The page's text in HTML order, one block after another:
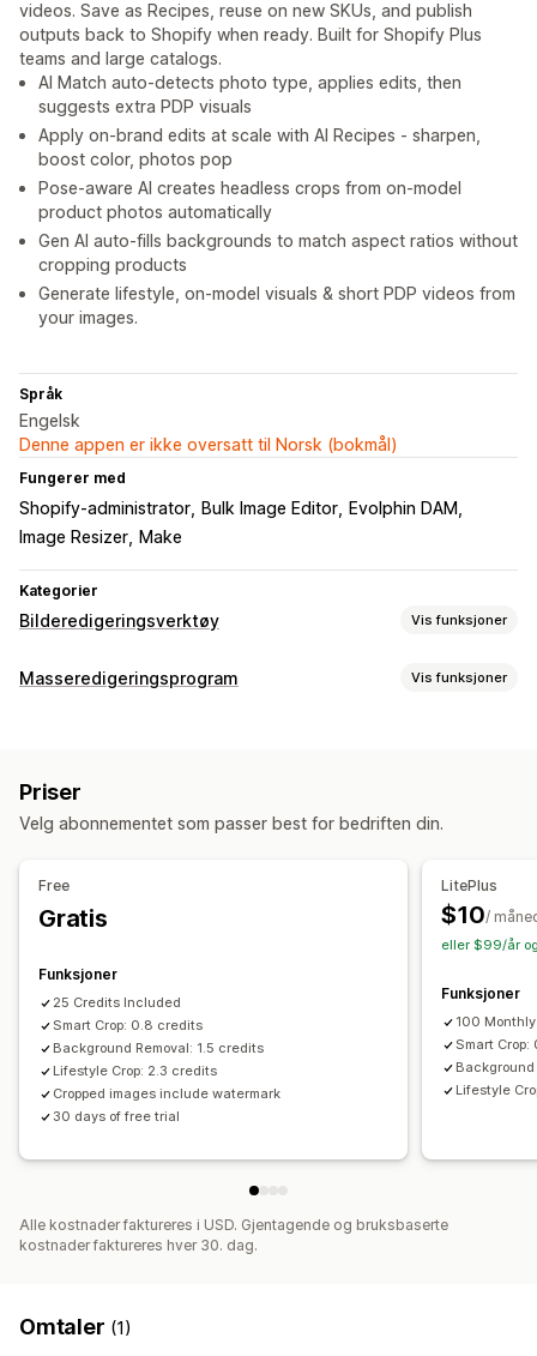
videos. Save as Recipes, reuse on new SKUs, and publish
outputs back to Shopify when ready. Built for Shopify Plus
teams and large catalogs.
AI Match auto-detects photo type, applies edits, then
suggests extra PDP visuals
Apply on-brand edits at scale with AI Recipes - sharpen,
boost color, photos pop
Pose-aware AI creates headless crops from on-model
product photos automatically
Gen AI auto-fills backgrounds to match aspect ratios without
cropping products
Generate lifestyle, on-model visuals & short PDP videos from
your images.
Språk
Engelsk
Denne appen er ikke oversatt til Norsk (bokmål)
Fungerer med
Shopify-administrator Bulk Image Editor
Evolphin DAM
Image Resizer
Make
Kategorier
Bilderedigeringsverktøy Vis funksjoner
Bildeoptimalisering
Masseredigering
Størrelsesendring
Masseredigeringsprogram Vis funksjoner
Priser
Velg abonnementet som passer best for bedriften din.
Free
Gratis
Funksjoner
25 Credits Included
Smart Crop: 0.8 credits
Background Removal: 1.5 credits
Lifestyle Crop: 2.3 credits
Cropped images include watermark
30 days of free trial
LitePlus
$10/
eller $99/år
Funksjoner
100
Smart
Background
Lifestyle
Alle kostnader faktureres i USD. Gjentagende og bruksbaserte
kostnader faktureres hver 30. dag.
Omtaler (1)